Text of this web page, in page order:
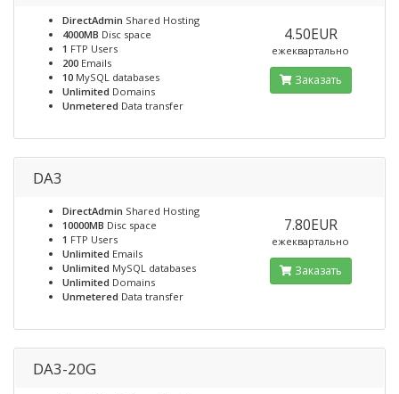
DirectAdmin Shared Hosting
4000MB Disc space
1 FTP Users
200 Emails
10 MySQL databases
Unlimited Domains
Unmetered Data transfer
4.50EUR
ежеквартально
Заказать
DA3
DirectAdmin Shared Hosting
10000MB Disc space
1 FTP Users
Unlimited Emails
Unlimited MySQL databases
Unlimited Domains
Unmetered Data transfer
7.80EUR
ежеквартально
Заказать
DA3-20G